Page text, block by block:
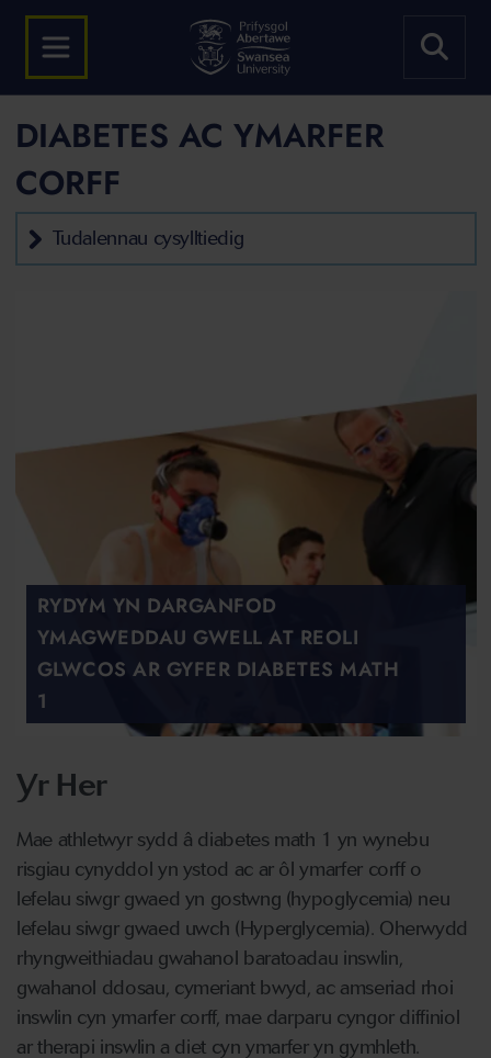
DIABETES AC YMARFER
CORFF
Tudalennau cysylltiedig
RYDYM YN DARGANFOD
YMAGWEDDAU GWELL AT REOLI
GLWCOS AR GYFER DIABETES MATH
1
Yr Her
Mae athletwyr sydd â diabetes math 1 yn wynebu
risgiau cynyddol yn ystod ac ar ôl ymarfer corff o
lefelau siwgr gwaed yn gostwng (hypoglycemia) neu
lefelau siwgr gwaed uwch (Hyperglycemia). Oherwydd
rhyngweithiadau gwahanol baratoadau inswlin,
gwahanol ddosau, cymeriant bwyd, ac amseriad rhoi
inswlin cyn ymarfer corff, mae darparu cyngor diffiniol
ar therapi inswlin a diet cyn ymarfer yn gymhleth.